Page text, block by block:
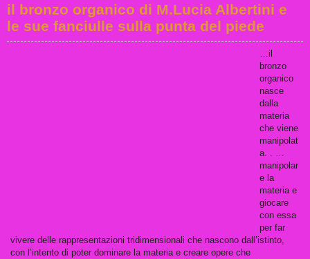
il bronzo organico di M.Lucia Albertini e
le sue fanciulle sulla punta del piede
…il
bronzo
organico
nasce
dalla
materia
che viene
manipolat
a. . …
manipolar
e la
materia e
giocare
con essa
per far
vivere delle rappresentazioni tridimensionali che nascono dall’istinto,
con l’intento di poter dominare la materia e creare opere che